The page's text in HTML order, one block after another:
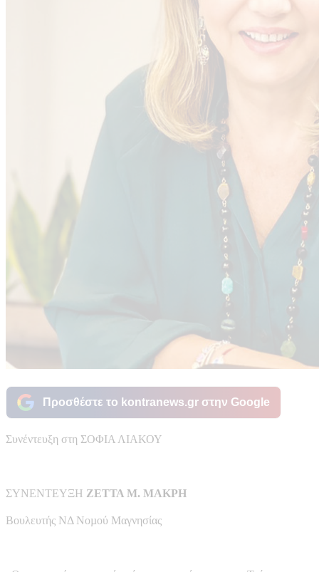
Προσθέστε το kontranews.gr στην Google
Συνέντευξη στη ΣΟΦΙΑ ΛΙΑΚΟΥ
ΣΥΝΕΝΤΕΥΞΗ ΖΕΤΤΑ Μ. ΜΑΚΡΗ
Βουλευτής ΝΔ Νοµού Μαγνησίας